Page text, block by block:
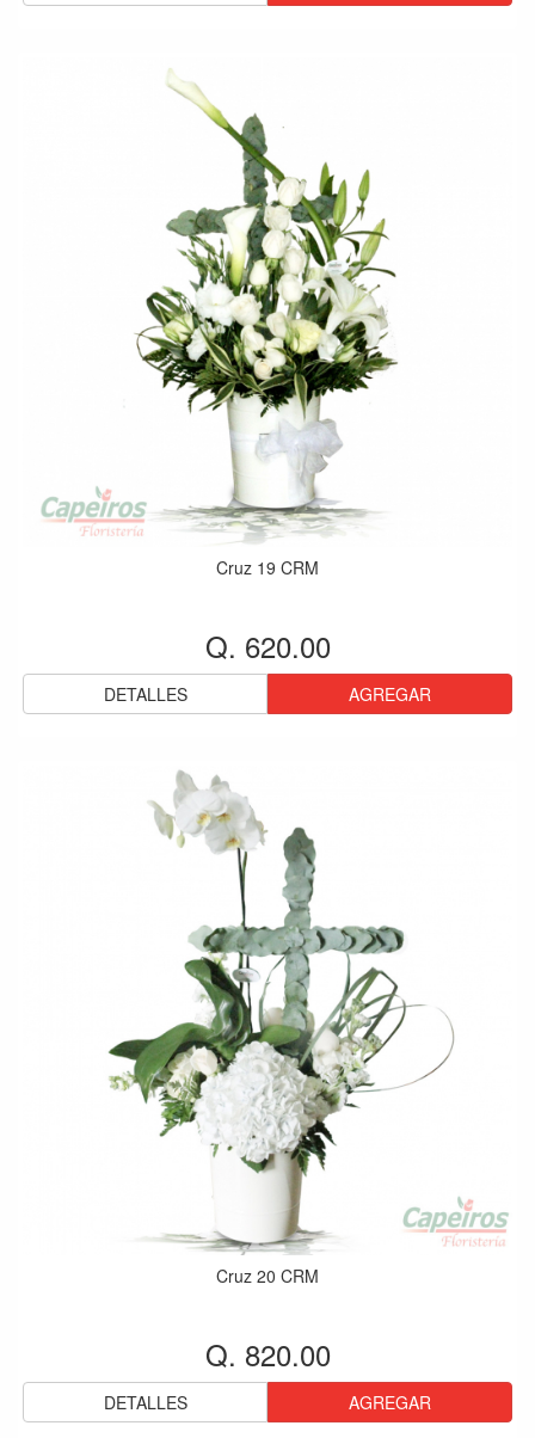
Cruz 19 CRM
Q. 620.00
DETALLES AGREGAR
Cruz 20 CRM
Q. 820.00
DETALLES AGREGAR